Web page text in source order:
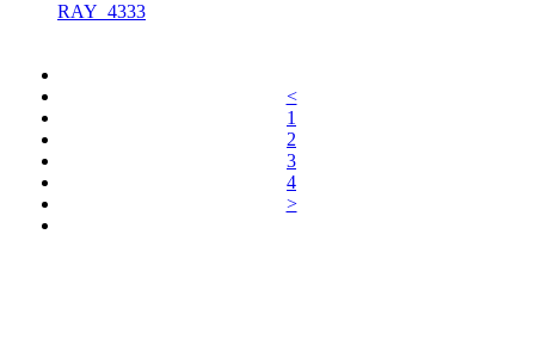
RAY_4333
<
1
2
3
4
>